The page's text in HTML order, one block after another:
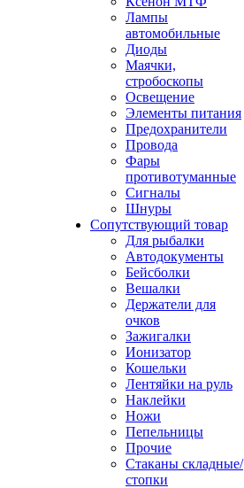
Лампы
автомобильные
Диоды
Маячки,
стробоскопы
Освещение
Элементы питания
Предохранители
Провода
Фары
противотуманные
Сигналы
Шнуры
Сопутствующий товар
Для рыбалки
Автодокументы
Бейсболки
Вешалки
Держатели для
очков
Зажигалки
Ионизатор
Кошельки
Лентяйки на руль
Наклейки
Ножи
Пепельницы
Прочие
Стаканы складные/
стопки